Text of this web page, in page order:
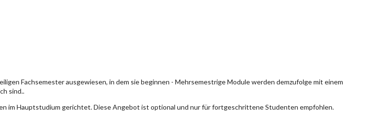
Fachsemester ausgewiesen, in dem sie beginnen - Mehrsemestrige Module werden demzufolge mit einem
sind..
im Hauptstudium gerichtet. Diese Angebot ist optional und nur für fortgeschrittene Studenten empfohlen.